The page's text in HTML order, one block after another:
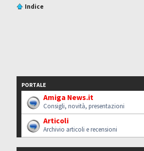
Indice
PORTALE
Amiga News.it
Consigli, novità, presentazioni
Articoli
Archivio articoli e recensioni